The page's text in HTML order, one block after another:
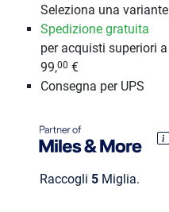
Seleziona una variante
Spedizione gratuita
per acquisti superiori a
99,00 €
Consegna per UPS
Raccogli 5Miglia.